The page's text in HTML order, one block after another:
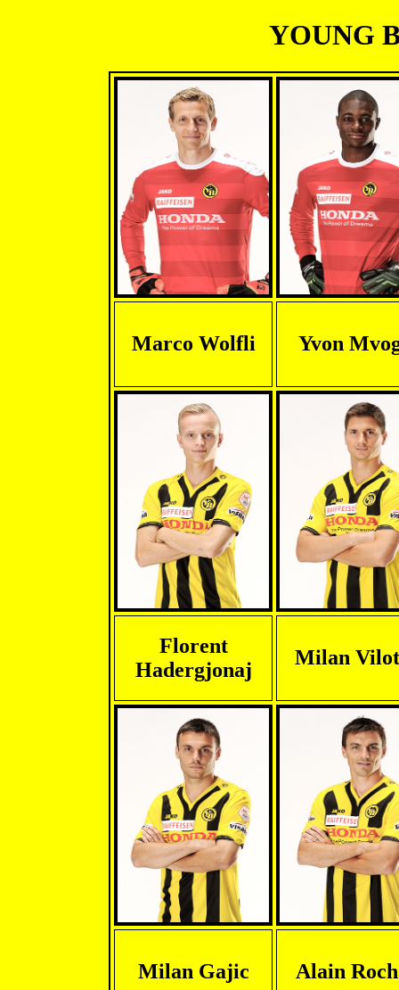
YOUNG
Marco Wolfli Yvon
Florent
Hadergjonaj
Milan
Milan Gajic Alain